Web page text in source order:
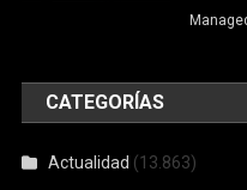
CATEGORÍAS
Actualidad (13.863)